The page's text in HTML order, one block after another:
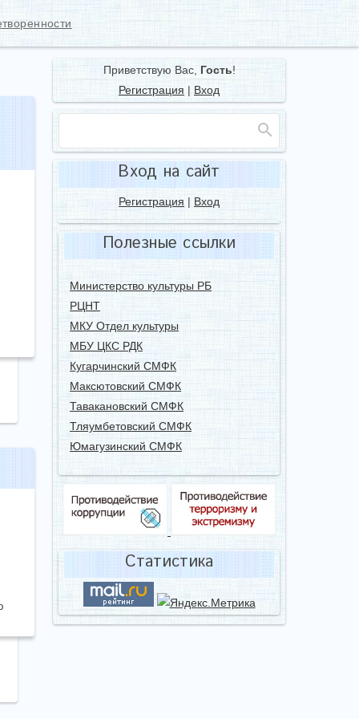
Приветствую Вас, Гость!
Регистрация | Вход
Вход на сайт
Регистрация | Вход
Полезные ссылки
Министерство культуры РБ
РЦНТ
МКУ Отдел культуры
МБУ ЦКС РДК
Кугарчинский СМФК
Максютовский СМФК
Тавакановский СМФК
Тляумбетовский СМФК
Юмагузинский СМФК
Статистика